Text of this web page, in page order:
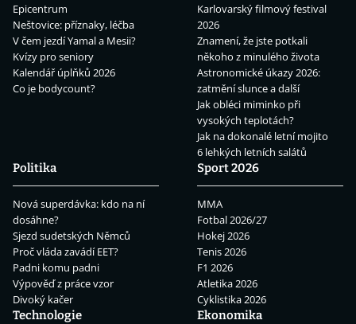
Epicentrum
Neštovice: příznaky, léčba
V čem jezdí Yamal a Mesii?
Kvízy pro seniory
Kalendář úplňků 2026
Co je bodycount?
Karlovarský filmový festival
2026
Znamení, že jste potkali
někoho z minulého života
Astronomické úkazy 2026:
zatmění slunce a další
Jak obléci miminko při
vysokých teplotách?
Jak na dokonalé letní mojito
6 lehkých letních salátů
Politika
Nová superdávka: kdo na ní
dosáhne?
Sjezd sudetských Němců
Proč vláda zavádí EET?
Padni komu padni
Výpověď z práce vzor
Divoký kačer
Sport 2026
MMA
Fotbal 2026/27
Hokej 2026
Tenis 2026
F1 2026
Atletika 2026
Cyklistika 2026
Technologie
Ekonomika